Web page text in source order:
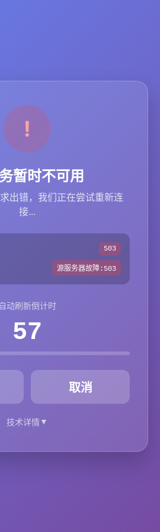
暂时不可用
出错，我们正在尝试重新连
接...
503
源服务器故障:503
自动刷新倒计时
57
取消
技术详情▼